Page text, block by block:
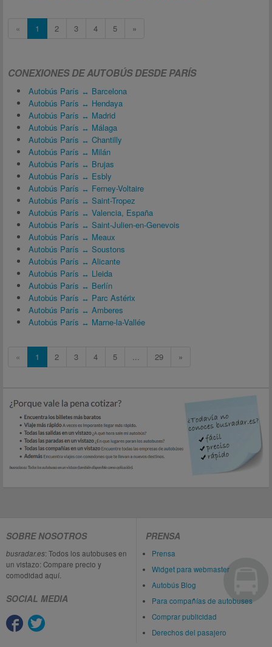
« 1 2 3 4 5 »
CONEXIONES DE AUTOBÚS DESDE PARÍS
Autobús París ↔ Barcelona
Autobús París ↔ Hendaya
Autobús París ↔ Madrid
Autobús París ↔ Málaga
Autobús París ↔ Chantilly
Autobús París ↔ Milán
Autobús París ↔ Brujas
Autobús París ↔ Esbly
Autobús París ↔ Ferney-Voltaire
Autobús París ↔ Saint-Tropez
Autobús París ↔ Valencia, España
Autobús París ↔ Saint-Julien-en-Genevois
Autobús París ↔ Meaux
Autobús París ↔ Soustons
Autobús París ↔ Alicante
Autobús París ↔ Lleida
Autobús París ↔ Berlín
Autobús París ↔ Parc Astérix
Autobús París ↔ Amberes
Autobús París ↔ Marne-la-Vallée
« 1 2 3 4 5 ... 29 »
SOBRE NOSOTROS
busradar.es: Todos los autobuses en
un vistazo: Compare precio y
comodidad aquí.
SOCIAL MEDIA
PRENSA
Prensa
Widget para webmaster
Autobús Blog
Para compañías de autobuses
Comprar publicidad
Derechos del pasajero